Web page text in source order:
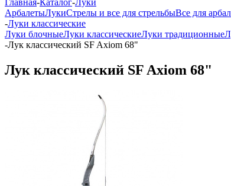
Главная-Каталог-Луки
АрбалетыЛукиСтрелы и все для стрельбыВсе для
-Луки классические
Луки блочныеЛуки классическиеЛуки традиционные
-Лук классический SF Axiom 68"
Лук классический SF Axiom 68"